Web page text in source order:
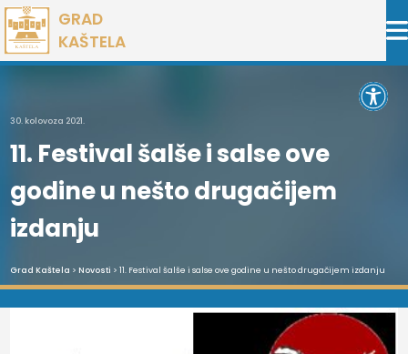
Preskoči
na
sadržaj
GRAD
KAŠTELA
30. kolovoza 2021.
11. Festival šalše i salse ove
godine u nešto drugačijem
izdanju
Grad Kaštela > Novosti > 11. Festival šalše i salse ove godine u nešto drugačijem izdanju